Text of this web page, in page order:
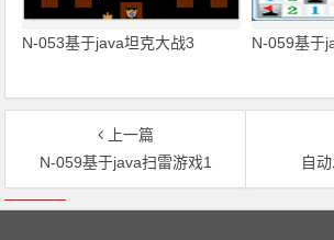
N-053基于java坦克大战3 N-059基于
上一篇
N-059基于java扫雷游戏1
自
文章导航